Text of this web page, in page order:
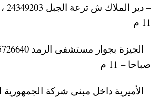
11 م
صباحا – 11 م
– الأميرية داخل مبنى شركة الجمهورية